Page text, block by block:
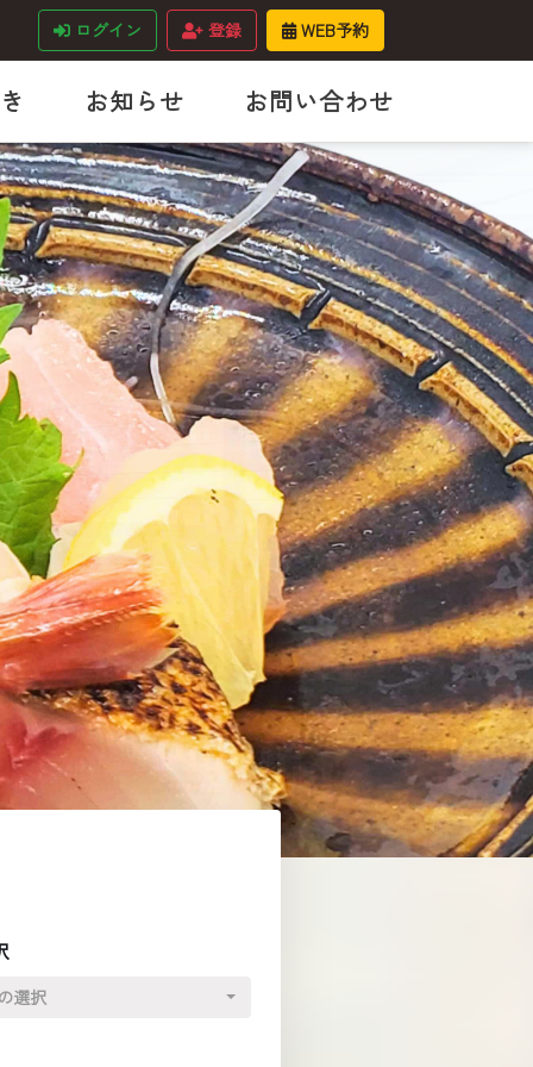
ログイン 登録 WEB予約
お知らせ お問い合わせ
選択